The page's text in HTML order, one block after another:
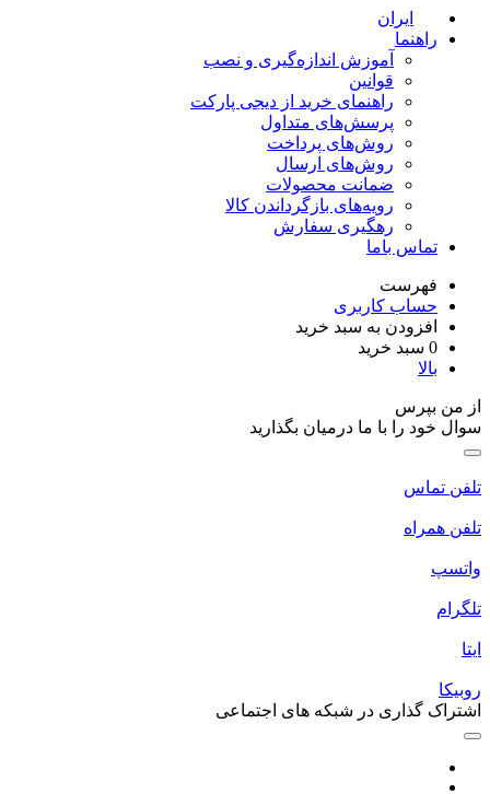
ایران
راهنما
آموزش اندازه‌گیری و نصب
قوانین
راهنمای خرید از دیجی پارکت
پرسش‌های متداول
روش‌های پرداخت
روش‌های ارسال
ضمانت محصولات
رویه‌های بازگرداندن کالا
رهگیری سفارش
تماس باما
فهرست
حساب کاربری
افزودن به سبد خرید
0 سبد خرید
بالا
از من بپرس
سوال خود را با ما درمیان بگذارید
تلفن تماس
تلفن همراه
واتسپ
تلگرام
ایتا
روبیکا
اشتراک گذاری در شبکه های اجتماعی